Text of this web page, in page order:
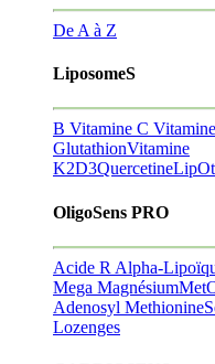
De A à Z
LiposomeS
B Vitamine C Vitamine
GlutathionVitamine
K2D3Quercetine
OligoSens PRO
Acide R Alpha-
Mega Magnésium
Adenosyl Methionine
Lozenges